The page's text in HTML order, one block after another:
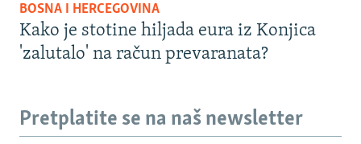
BOSNA I HERCEGOVINA
Kako je stotine hiljada eura iz Konjica
'zalutalo' na račun prevaranata?
Pretplatite se na naš newsletter